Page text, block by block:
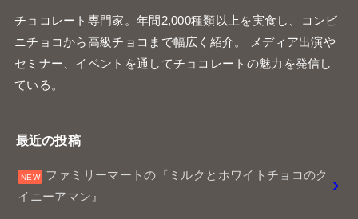
チョコレート専門家。年間2,000種類以上を実食し、コンビ
ニチョコから高級チョコまで幅広く紹介。 メディア出演や
セミナー、イベントを通してチョコレートの魅力を発信し
ている。
最近の投稿
ファミリーマートの『ミルクとホワイトチョコのク
イニーアマン』